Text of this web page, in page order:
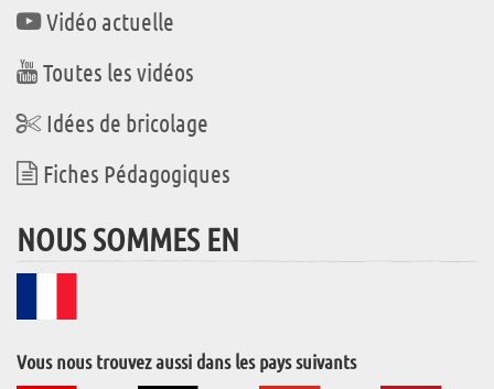
Vidéo actuelle
Toutes les vidéos
Idées de bricolage
Fiches Pédagogiques
NOUS SOMMES EN
Vous nous trouvez aussi dans les pays suivants